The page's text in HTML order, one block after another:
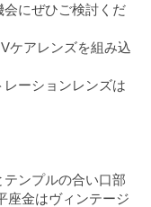
にぜひご検討くだ
ケアレンズを組み込
ーションレンズは
ンプルの合い口部
座金はヴィンテージ